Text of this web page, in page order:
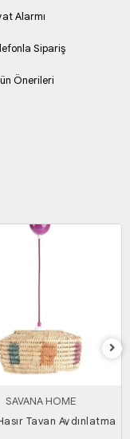
Alarmı
Sipariş
Önerileri
SAVANA HOME
Tavan Aydınlatma